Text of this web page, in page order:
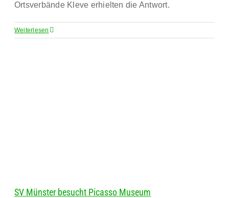
Ortsverbände Kleve erhielten die Antwort.
Weiterlesen
SV Münster besucht Picasso Museum